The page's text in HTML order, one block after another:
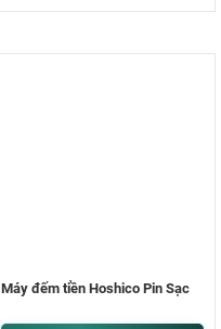
Máy đếm tiền Hoshico Pin Sạc